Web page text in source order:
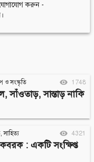
করুন -
ও সংস্কৃতি 1748
সাঁওতাড়, সান্তাড় নাকি
,সাহিত্য 4321
: একটি সংক্ষিপ্ত